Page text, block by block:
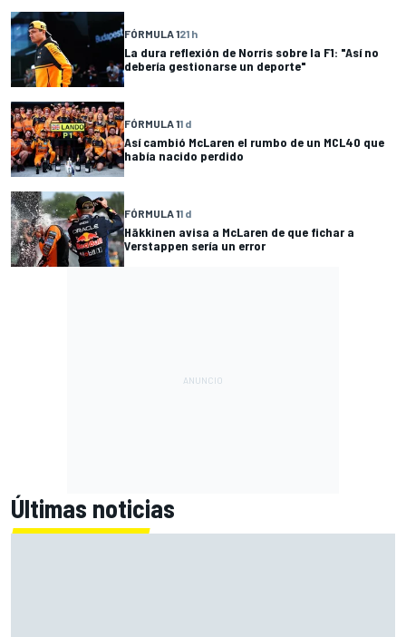
FÓRMULA 121 h
La dura reflexión de Norris sobre la F1: "Así no
debería gestionarse un deporte"
FÓRMULA 11 d
Así cambió McLaren el rumbo de un MCL40 que
había nacido perdido
FÓRMULA 11 d
Häkkinen avisa a McLaren de que fichar a
Verstappen sería un error
Últimas noticias